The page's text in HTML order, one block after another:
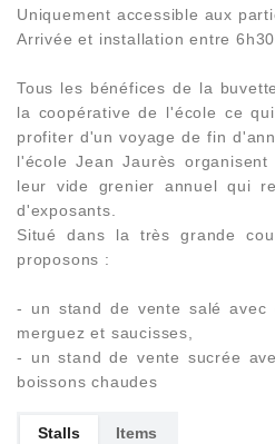
Uniquement accessible aux
Arrivée et installation entre 6h30
Tous les bénéfices de la
la coopérative de l'école ce
profiter d'un voyage de fin
l'école Jean Jaurès
leur vide grenier annuel qui
d'exposants.
Situé dans la très grande
proposons :
- un stand de vente salé avec
merguez et saucisses,
- un stand de vente sucrée
boissons chaudes
Stalls Items